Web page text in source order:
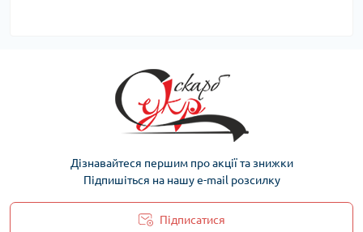
Дізнавайтеся першим про акції та знижки
Підпишіться на нашу e-mail розсилку
Підписатися